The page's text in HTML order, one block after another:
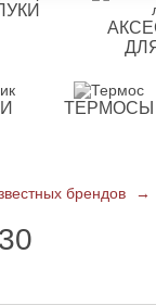
ТЕРМОСЫ
брендов →